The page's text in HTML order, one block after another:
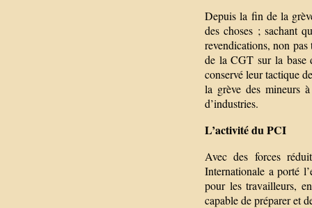
Depuis la fin de la
des choses ; sachant
revendications, non
de la CGT sur la base
conservé leur tactique
la grève des mineurs
d’industries.
L’activité du PCI
Avec des forces
Internationale a porté
pour les travailleurs,
capable de préparer et